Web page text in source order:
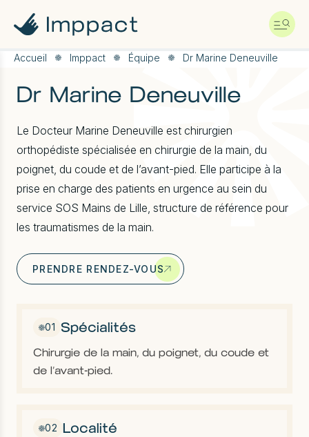
Accueil Imppact Équipe Dr Marine Deneuville
Dr Marine Deneuville
Le Docteur Marine Deneuville est chirurgien
orthopédiste spécialisée en chirurgie de la main, du
poignet, du coude et de l’avant-pied. Elle participe à la
prise en charge des patients en urgence au sein du
service SOS Mains de Lille, structure de référence pour
les traumatismes de la main.
PRENDRE RENDEZ-VOUS
01 Spécialités
Chirurgie de la main, du poignet, du coude et
de l’avant-pied.
02 Localité